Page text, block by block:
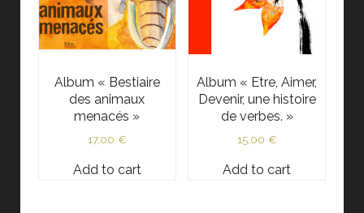
Album « Bestiaire
des animaux
menacés »
17,00 €
Add to cart
Album « Etre, Aimer,
Devenir, une histoire
de verbes. »
15,00 €
Add to cart